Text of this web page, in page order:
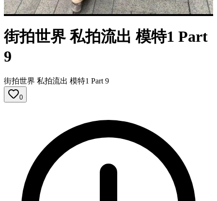
街拍世界 私拍流出 模特1 Part
9
街拍世界 私拍流出 模特1 Part 9
0